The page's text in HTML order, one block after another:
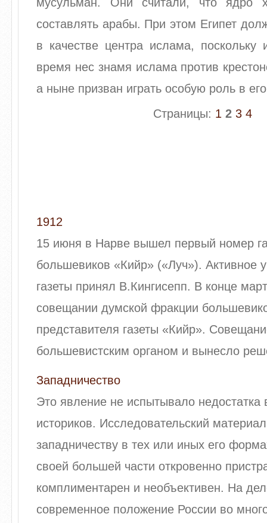
составлять арабы. При этом Египет
в качестве центра ислама,
время нес знамя ислама против
а ныне призван играть особую роль в
Страницы: 1 2 3 4
1912
15 июня в Нарве вышел первый номер
большевиков «Кийр» («Луч»). Активное
газеты принял В.Кингисепп. В конце
совещании думской фракции
представителя газеты «Кийр».
большевистским органом и вынесло
Западничество
Это явление не испытывало недостатка
историков. Исследова­тельский
западничеству в тех или иных его
своей большей части откровенно
комплиментарен и необъективен. На
современное положение России во